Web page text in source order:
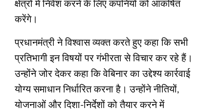
क्षेत्रों में निवेश करने के लिए कंपनियों को आकर्षित
करेंगे।
प्रधानमंत्री ने विश्वास व्यक्त करते हुए कहा कि सभी
प्रतिभागी इन विषयों पर गंभीरता से विचार कर रहे हैं।
उन्होंने जोर देकर कहा कि वेबिनार का उद्देश्य कार्रवाई
योग्य समाधान निर्धारित करना है। उन्होंने नीतियों,
योजनाओं और दिशा-निर्देशों को तैयार करने में